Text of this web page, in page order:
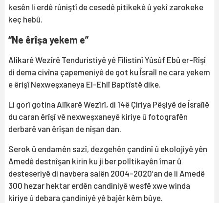
kesên li erdê rûniştî de cesedê pitikekê û yekî zarokeke
keç hebû.
“Ne êrîşa yekem e”
Alîkarê Wezîrê Tenduristiyê yê Filistinî Yûsûf Ebû er-Rîşî
di dema civîna çapemeniyê de got kuÎsraîl ne cara yekem
e êrişî Nexweşxaneya El-Ehlî Baptîstê dike.
Li gorî gotina Alîkarê Wezîrî, di 14ê Çiriya Pêşiyê de Îsraîlê
du caran êrîşî vê nexweşxaneyê kiriye û fotografên
derbarê van êrîşan de nîşan dan.
Serok û endamên sazî, dezgehên çandinî û ekolojiyê yên
Amedê destnîşan kirin ku ji ber polîtikayên îmar û
desteseriyê di navbera salên 2004-2020’an de li Amedê
300 hezar hektar erdên çandiniyê wesfê xwe winda
kiriye û debara çandiniyê yê bajêr kêm bûye.